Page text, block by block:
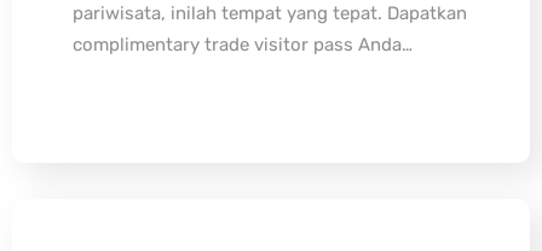
pariwisata, inilah tempat yang tepat. Dapatkan
complimentary trade visitor pass Anda…